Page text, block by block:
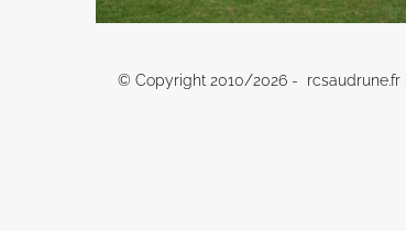
© Copyright 2010/2026 - rcsaudrune.fr |